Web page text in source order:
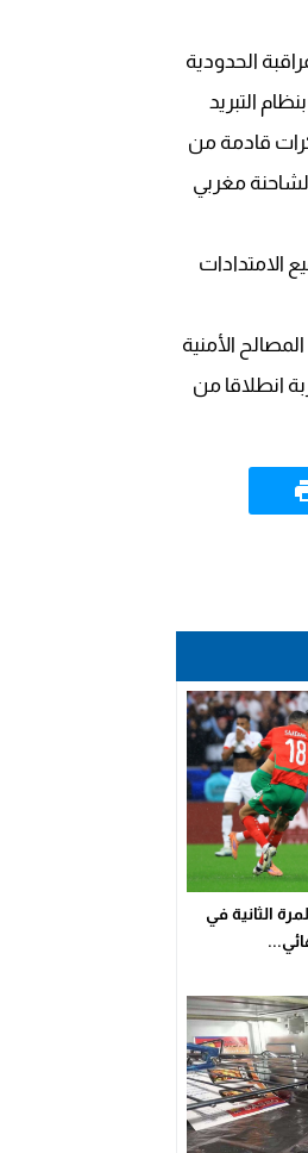
الحدودية
صفيحة، مخبأة بعناية بنظام التبريد
قادمة من
مغربي
الامتدادات
الأمنية
انطلاقا من
الثانية في